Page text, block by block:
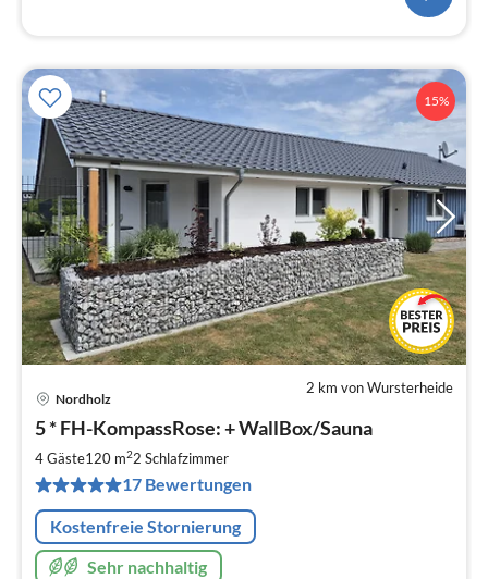
15%
2 km von Wursterheide
Nordholz
5 * FH-KompassRose: + WallBox/Sauna
4 Gäste120 m22 Schlafzimmer
17 Bewertungen
Kostenfreie Stornierung
Sehr nachhaltig